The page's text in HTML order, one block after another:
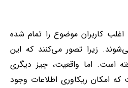
کاربران موضوع را تمام شده
زیرا تصور می‌کنند که این
است. اما واقعیت، چیز دیگری
امکان ریکاوری اطلاعات وجود